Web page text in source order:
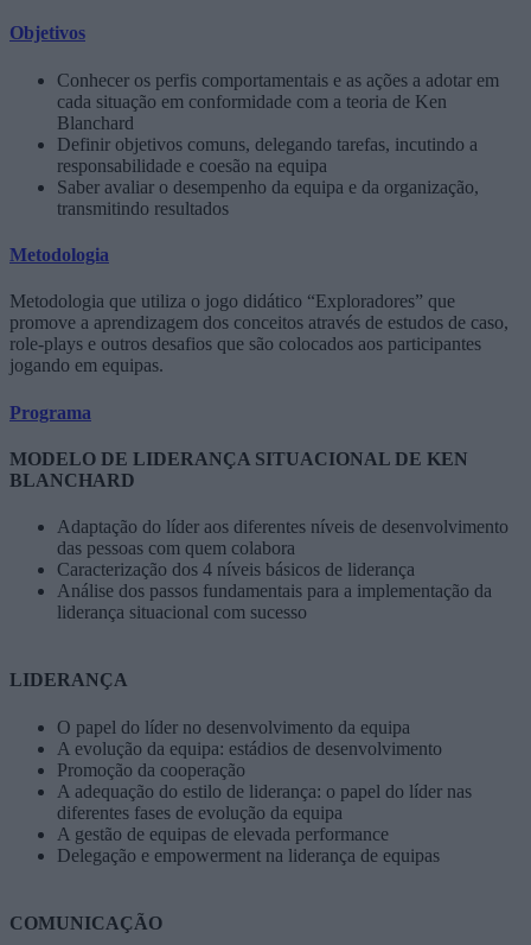
Objetivos
Conhecer os perfis comportamentais e as ações a adotar em
cada situação em conformidade com a teoria de Ken
Blanchard
Definir objetivos comuns, delegando tarefas, incutindo a
responsabilidade e coesão na equipa
Saber avaliar o desempenho da equipa e da organização,
transmitindo resultados
Metodologia
Metodologia que utiliza o jogo didático “Exploradores” que
promove a aprendizagem dos conceitos através de estudos de caso,
role-plays e outros desafios que são colocados aos participantes
jogando em equipas.
Programa
MODELO DE LIDERANÇA SITUACIONAL DE KEN
BLANCHARD
Adaptação do líder aos diferentes níveis de desenvolvimento
das pessoas com quem colabora
Caracterização dos 4 níveis básicos de liderança
Análise dos passos fundamentais para a implementação da
liderança situacional com sucesso
LIDERANÇA
O papel do líder no desenvolvimento da equipa
A evolução da equipa: estádios de desenvolvimento
Promoção da cooperação
A adequação do estilo de liderança: o papel do líder nas
diferentes fases de evolução da equipa
A gestão de equipas de elevada performance
Delegação e empowerment na liderança de equipas
COMUNICAÇÃO